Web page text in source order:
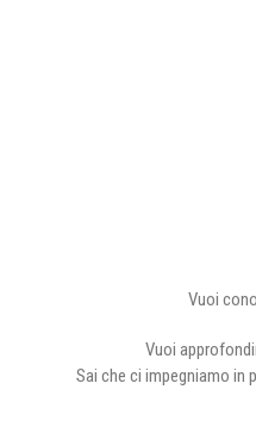
Vuoi
Vuoi
Sai che ci impegniamo in